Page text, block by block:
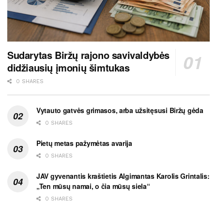
Sudarytas Biržų rajono savivaldybės
didžiausių įmonių šimtukas
0 SHARES
Vytauto gatvės grimasos, arba užsitęsusi Biržų gėda
0 SHARES
Pietų metas pažymėtas avarija
0 SHARES
JAV gyvenantis kraštietis Algimantas Karolis Grintalis:
„Ten mūsų namai, o čia mūsų siela“
0 SHARES